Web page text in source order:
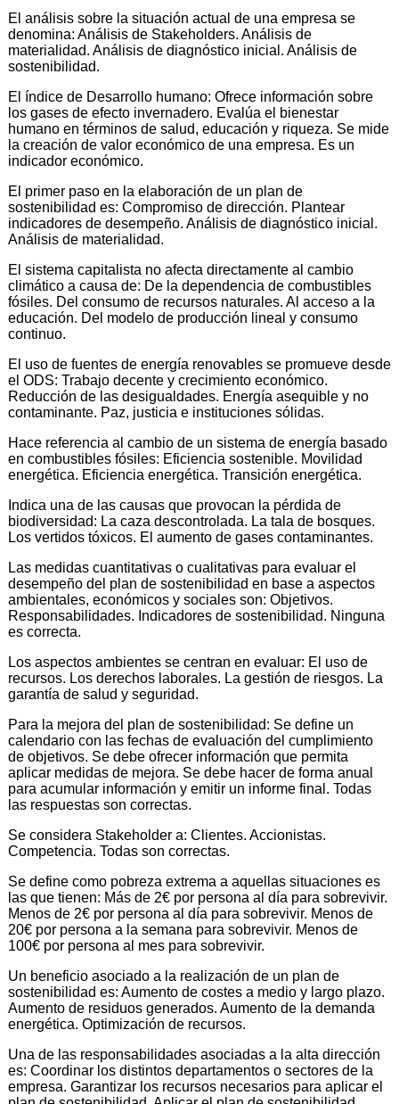
El análisis sobre la situación actual de una empresa se
denomina: Análisis de Stakeholders. Análisis de
materialidad. Análisis de diagnóstico inicial. Análisis de
sostenibilidad.
El índice de Desarrollo humano: Ofrece información sobre
los gases de efecto invernadero. Evalúa el bienestar
humano en términos de salud, educación y riqueza. Se mide
la creación de valor económico de una empresa. Es un
indicador económico.
El primer paso en la elaboración de un plan de
sostenibilidad es: Compromiso de dirección. Plantear
indicadores de desempeño. Análisis de diagnóstico inicial.
Análisis de materialidad.
El sistema capitalista no afecta directamente al cambio
climático a causa de: De la dependencia de combustibles
fósiles. Del consumo de recursos naturales. Al acceso a la
educación. Del modelo de producción lineal y consumo
continuo.
El uso de fuentes de energía renovables se promueve desde
el ODS: Trabajo decente y crecimiento económico.
Reducción de las desigualdades. Energía asequible y no
contaminante. Paz, justicia e instituciones sólidas.
Hace referencia al cambio de un sistema de energía basado
en combustibles fósiles: Eficiencia sostenible. Movilidad
energética. Eficiencia energética. Transición energética.
Indica una de las causas que provocan la pérdida de
biodiversidad: La caza descontrolada. La tala de bosques.
Los vertidos tóxicos. El aumento de gases contaminantes.
Las medidas cuantitativas o cualitativas para evaluar el
desempeño del plan de sostenibilidad en base a aspectos
ambientales, económicos y sociales son: Objetivos.
Responsabilidades. Indicadores de sostenibilidad. Ninguna
es correcta.
Los aspectos ambientes se centran en evaluar: El uso de
recursos. Los derechos laborales. La gestión de riesgos. La
garantía de salud y seguridad.
Para la mejora del plan de sostenibilidad: Se define un
calendario con las fechas de evaluación del cumplimiento
de objetivos. Se debe ofrecer información que permita
aplicar medidas de mejora. Se debe hacer de forma anual
para acumular información y emitir un informe final. Todas
las respuestas son correctas.
Se considera Stakeholder a: Clientes. Accionistas.
Competencia. Todas son correctas.
Se define como pobreza extrema a aquellas situaciones es
las que tienen: Más de 2€ por persona al día para sobrevivir.
Menos de 2€ por persona al día para sobrevivir. Menos de
20€ por persona a la semana para sobrevivir. Menos de
100€ por persona al mes para sobrevivir.
Un beneficio asociado a la realización de un plan de
sostenibilidad es: Aumento de costes a medio y largo plazo.
Aumento de residuos generados. Aumento de la demanda
energética. Optimización de recursos.
Una de las responsabilidades asociadas a la alta dirección
es: Coordinar los distintos departamentos o sectores de la
empresa. Garantizar los recursos necesarios para aplicar el